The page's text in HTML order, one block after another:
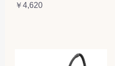
￥4,620